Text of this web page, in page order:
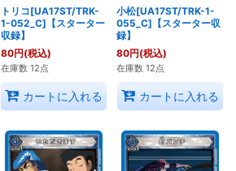
トリコ[UA17ST/TRK-
1-052_C]【スターター
収録】
80円(税込)
在庫数 12点
カートに入れる
小松[UA17ST/TRK-1-
055_C]【スターター収
録】
80円(税込)
在庫数 12点
カートに入れる